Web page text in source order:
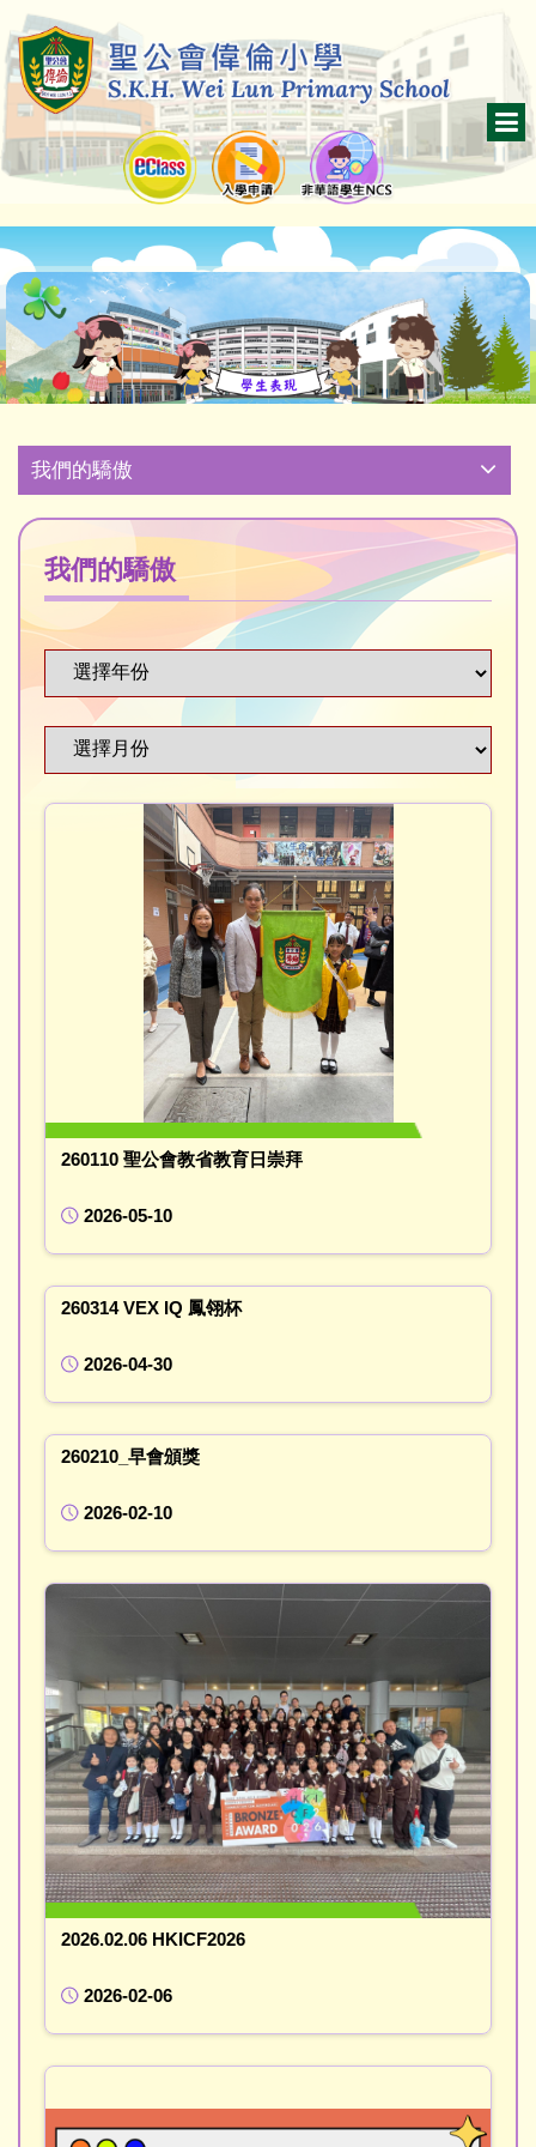
我們的驕傲
我們的驕傲
260110 聖公會教省教育日崇拜
2026-05-10
260314 VEX IQ 鳳翎杯
2026-04-30
260210_早會頒獎
2026-02-10
2026.02.06 HKICF2026
2026-02-06